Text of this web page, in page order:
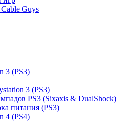
Guys
3 (PS3)
3 (PS3)
PS3 (Sixaxis & DualShock)
питания (PS3)
4 (PS4)